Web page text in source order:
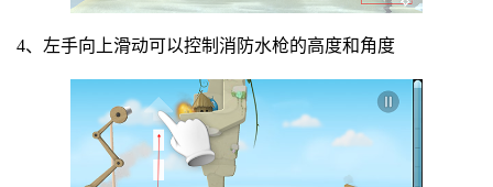
4、左手向上滑动可以控制消防水枪的高度和角度